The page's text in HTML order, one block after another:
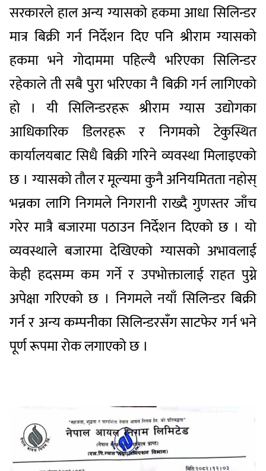
सरकारले हाल अन्य ग्यासको हकमा आधा सिलिन्डर
मात्र बिक्री गर्न निर्देशन दिए पनि श्रीराम ग्यासको
हकमा भने गोदाममा पहिल्यै भरिएका सिलिन्डर
रहेकाले ती सबै पुरा भरिएका नै बिक्री गर्न लागिएको
हो । यी सिलिन्डरहरू श्रीराम ग्यास उद्योगका
आधिकारिक डिलरहरू र निगमको टेकुस्थित
कार्यालयबाट सिधै बिक्री गरिने व्यवस्था मिलाइएको
छ । ग्यासको तौल र मूल्यमा कुनै अनियमितता नहोस्
भन्नका लागि निगमले निगरानी राख्दै गुणस्तर जाँच
गरेर मात्रै बजारमा पठाउन निर्देशन दिएको छ । यो
व्यवस्थाले बजारमा देखिएको ग्यासको अभावलाई
केही हदसम्म कम गर्ने र उपभोक्तालाई राहत पुग्ने
अपेक्षा गरिएको छ । निगमले नयाँ सिलिन्डर बिक्री
गर्न र अन्य कम्पनीका सिलिन्डरसँग साटफेर गर्न भने
पूर्ण रूपमा रोक लगाएको छ ।